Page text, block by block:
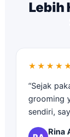
Lebih
“Sejak
grooming
sendiri,
Rina